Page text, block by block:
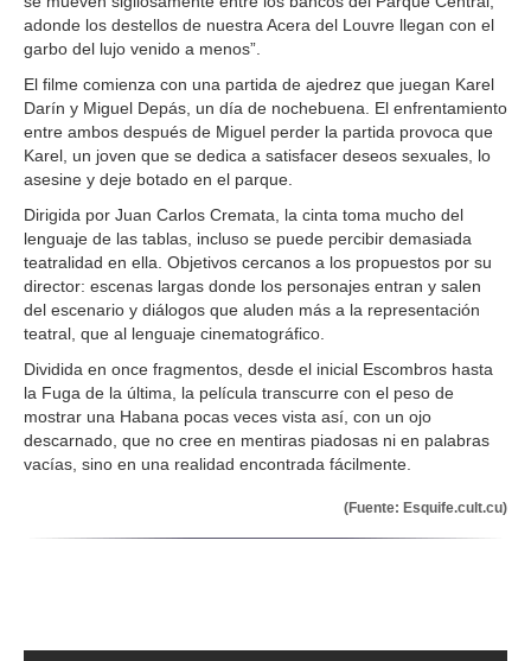
adonde los destellos de nuestra Acera del Louvre llegan con el
garbo del lujo venido a menos”.
El filme comienza con una partida de ajedrez que juegan Karel
Darín y Miguel Depás, un día de nochebuena. El enfrentamiento
entre ambos después de Miguel perder la partida provoca que
Karel, un joven que se dedica a satisfacer deseos sexuales, lo
asesine y deje botado en el parque.
Dirigida por Juan Carlos Cremata, la cinta toma mucho del
lenguaje de las tablas, incluso se puede percibir demasiada
teatralidad en ella. Objetivos cercanos a los propuestos por su
director: escenas largas donde los personajes entran y salen
del escenario y diálogos que aluden más a la representación
teatral, que al lenguaje cinematográfico.
Dividida en once fragmentos, desde el inicial Escombros hasta
la Fuga de la última, la película transcurre con el peso de
mostrar una Habana pocas veces vista así, con un ojo
descarnado, que no cree en mentiras piadosas ni en palabras
vacías, sino en una realidad encontrada fácilmente.
(Fuente: Esquife.cult.cu)